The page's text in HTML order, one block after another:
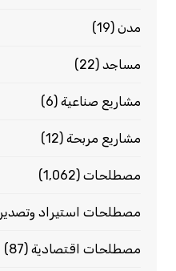
مدن(19)
مساجد(22)
مشاريع صناعية(6)
مشاريع مربحة(12)
مصطلحات(1٬062)
مصطلحات استيراد وتصدير
مصطلحات اقتصادية(87)